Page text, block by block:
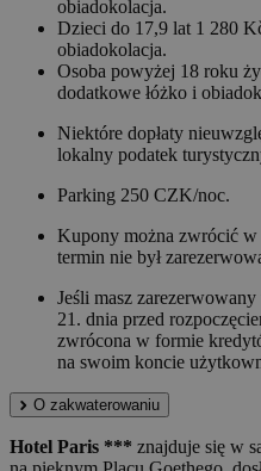
obiadokolacja.
Dzieci do 17,9 lat 1 280
obiadokolacja.
Osoba powyżej 18 roku
dodatkowe łóżko i
Niektóre dopłaty
lokalny podatek
Parking 250 CZK/noc.
Kupony można zwrócić
termin nie był
Jeśli masz
21. dnia przed
zwrócona w formie
na swoim koncie
O zakwaterowaniu
Hotel Paris *** znajduje się w